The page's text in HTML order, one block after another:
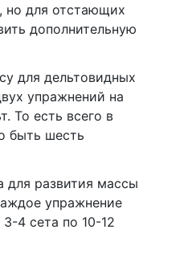
но для отстающих
дополнительную
для дельтовидных
упражнений на
То есть всего в
быть шесть
для развития массы
упражнение
4 сета по 10-12